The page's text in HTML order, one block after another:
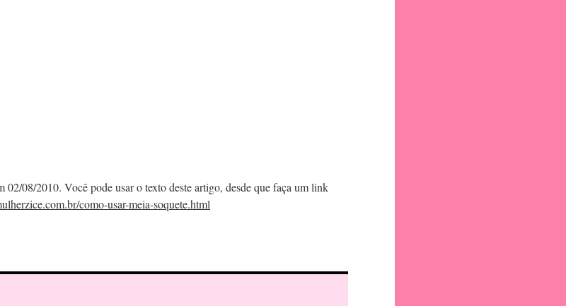
08/2010. Você pode usar o texto deste artigo, desde que faça um link
como-usar-meia-soquete.html